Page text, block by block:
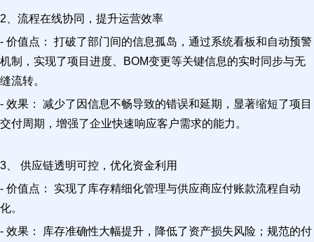
2、流程在线协同，提升运营效率
- 价值点： 打破了部门间的信息孤岛，通过系统看板和自动预警
机制，实现了项目进度、BOM变更等关键信息的实时同步与无
缝流转。
- 效果： 减少了因信息不畅导致的错误和延期，显著缩短了项目
交付周期，增强了企业快速响应客户需求的能力。
3、 供应链透明可控，优化资金利用
- 价值点： 实现了库存精细化管理与供应商应付账款流程自动
化。
- 效果： 库存准确性大幅提升，降低了资产损失风险；规范的付